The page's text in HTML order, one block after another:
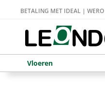
BETALING MET IDEAL | WERO
Vloeren